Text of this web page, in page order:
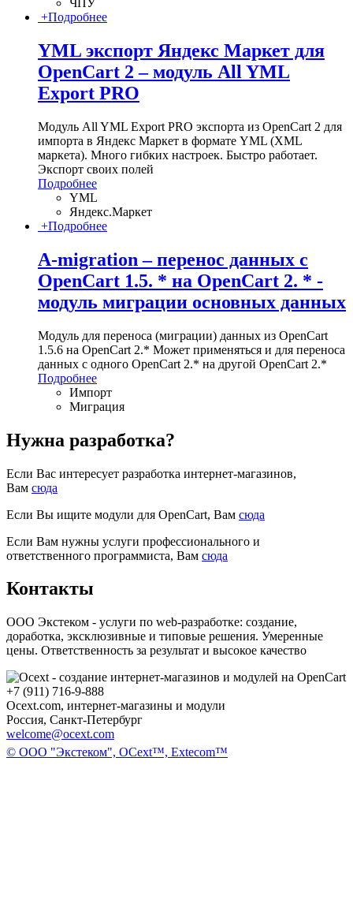
ЧПУ
+Подробнее
YML экспорт Яндекс Маркет для
OpenCart 2 – модуль All YML
Export PRO
Модуль All YML Export PRO экспорта из OpenCart 2 для
импорта в Яндекс Маркет в формате YML (XML
маркета). Много гибких настроек. Быстро работает.
Экспорт своих полей
Подробнее
YML
Яндекс.Маркет
+Подробнее
A-migration – перенос данных с
OpenCart 1.5. * на OpenCart 2. * -
модуль миграции основных данных
Модуль для переноса (миграции) данных из OpenCart
1.5.6 на OpenCart 2.* Может применяться и для переноса
данных с одного OpenCart 2.* на другой OpenCart 2.*
Подробнее
Импорт
Миграция
Нужна разработка?
Если Вас интересует разработка интернет-магазинов,
Вам сюда
Если Вы ищите модули для OpenCart, Вам сюда
Если Вам нужны услуги профессионального и
ответственного программиста, Вам сюда
Контакты
ООО Экстеком - услуги по web-разработке: создание,
доработка, эксклюзивные и типовые решения. Умеренные
цены. Ответственность за результат и высокое качество
+7 (911) 716-9-888
Ocext.com, интернет-магазины и модули
Россия, Санкт-Петербург
welcome@ocext.com
© ООО "Экстеком", OCext™, Extecom™